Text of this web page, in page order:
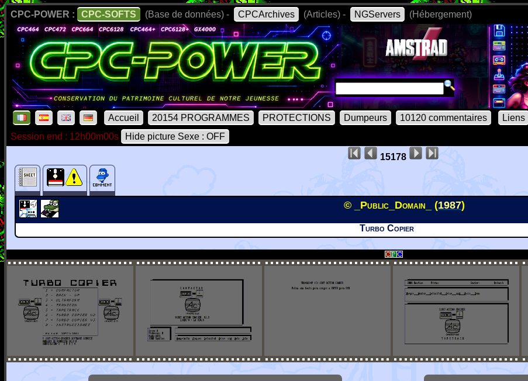
CPC-POWER : CPC-SOFTS (Base de données) - CPCArchives (Articles) - NGServers (Hébergement)
Accueil 20154 PROGRAMMES PROTECTIONS Dumpeurs 10120 commentaires Liens
Session end : 12h00m00s
Hide picture Sexe : OFF
15178
© _Public_Domain_ (1987)
Turbo Copier